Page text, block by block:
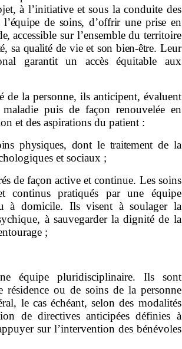
à l’initiative et sous la conduite des
l’équipe de soins, d’offrir une prise en
accessible sur l’ensemble du territoire
sa qualité de vie et son bien‑être. Leur
garantit un accès équitable aux
de la personne, ils anticipent, évaluent
puis de façon renouvelée en
et des aspirations du patient :
physiques, dont le traitement de la
et sociaux ;
de façon active et continue. Les soins
continus pratiqués par une équipe
à domicile. Ils visent à soulager la
à sauvegarder la dignité de la
;
équipe pluridisciplinaire. Ils sont
ou de soins de la personne
le cas échéant, selon des modalités
de directives anticipées définies à
sur l’intervention des bénévoles